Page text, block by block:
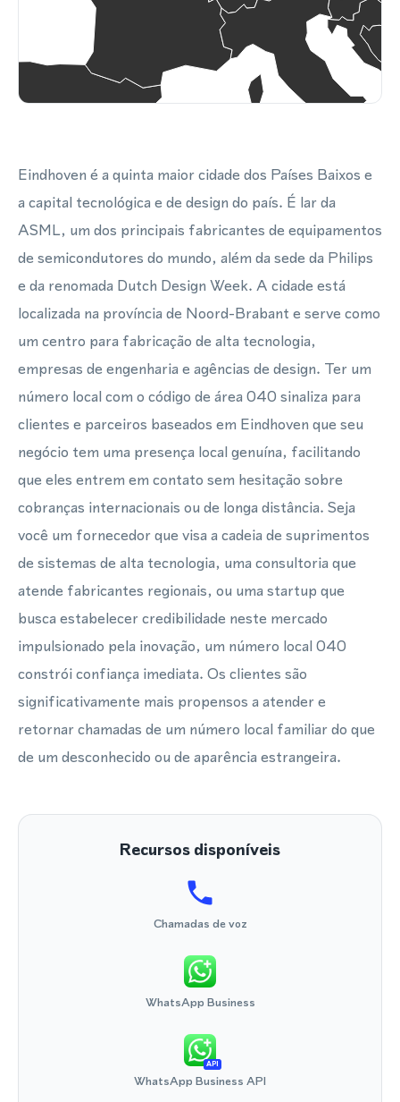
Eindhoven é a quinta maior cidade dos Países Baixos e
a capital tecnológica e de design do país. É lar da
ASML, um dos principais fabricantes de equipamentos
de semicondutores do mundo, além da sede da Philips
e da renomada Dutch Design Week. A cidade está
localizada na província de Noord-Brabant e serve como
um centro para fabricação de alta tecnologia,
empresas de engenharia e agências de design. Ter um
número local com o código de área 040 sinaliza para
clientes e parceiros baseados em Eindhoven que seu
negócio tem uma presença local genuína, facilitando
que eles entrem em contato sem hesitação sobre
cobranças internacionais ou de longa distância. Seja
você um fornecedor que visa a cadeia de suprimentos
de sistemas de alta tecnologia, uma consultoria que
atende fabricantes regionais, ou uma startup que
busca estabelecer credibilidade neste mercado
impulsionado pela inovação, um número local 040
constrói confiança imediata. Os clientes são
significativamente mais propensos a atender e
retornar chamadas de um número local familiar do que
de um desconhecido ou de aparência estrangeira.
Recursos disponíveis
Chamadas de voz
WhatsApp Business
API
WhatsApp Business API